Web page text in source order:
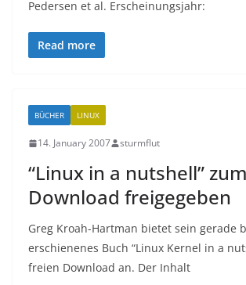
Pedersen et al. Erscheinungsjahr:
Read more
BÜCHER LINUX
14. January 2007 sturmflut
“Linux in a nutshell” zum
Download freigegeben
Greg Kroah-Hartman bietet sein gerade
erschienenes Buch “Linux Kernel in a
freien Download an. Der Inhalt